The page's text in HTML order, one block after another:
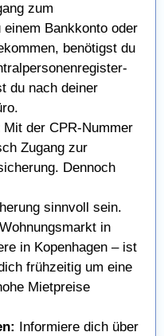
zum
Bankkonto oder
benötigst du
du nach deiner
Mit der CPR-Nummer
Zugang zur
Dennoch
sinnvoll sein.
in
in Kopenhagen – ist
frühzeitig um eine
Mietpreise
Informiere dich über